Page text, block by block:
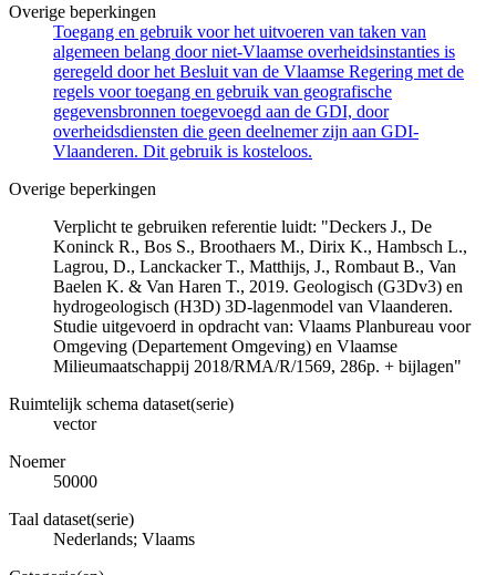
Overige beperkingen
Toegang en gebruik voor het uitvoeren van taken van
algemeen belang door niet-Vlaamse overheidsinstanties is
geregeld door het Besluit van de Vlaamse Regering met de
regels voor toegang en gebruik van geografische
gegevensbronnen toegevoegd aan de GDI, door
overheidsdiensten die geen deelnemer zijn aan GDI-
Vlaanderen. Dit gebruik is kosteloos.
Overige beperkingen
Verplicht te gebruiken referentie luidt: "Deckers J., De
Koninck R., Bos S., Broothaers M., Dirix K., Hambsch L.,
Lagrou, D., Lanckacker T., Matthijs, J., Rombaut B., Van
Baelen K. & Van Haren T., 2019. Geologisch (G3Dv3) en
hydrogeologisch (H3D) 3D-lagenmodel van Vlaanderen.
Studie uitgevoerd in opdracht van: Vlaams Planbureau voor
Omgeving (Departement Omgeving) en Vlaamse
Milieumaatschappij 2018/RMA/R/1569, 286p. + bijlagen"
Ruimtelijk schema dataset(serie)
vector
Noemer
50000
Taal dataset(serie)
Nederlands; Vlaams